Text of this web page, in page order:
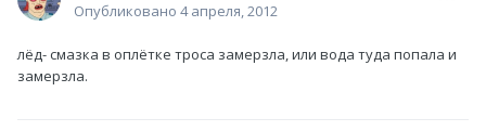
Опубликовано 4 апреля, 2012
лёд- смазка в оплётке троса замерзла, или вода туда попала и
замерзла.